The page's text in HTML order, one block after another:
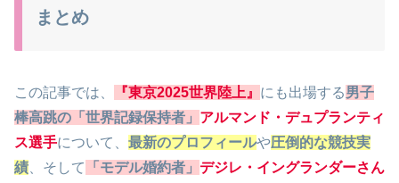
まとめ
この記事では、 『東京2025世界陸上』 にも出場する男子
棒高跳の「世界記録保持者」 アルマンド・デュプランティ
ス選手について、 最新のプロフィールや圧倒的な競技実
績 、そして 「モデル婚約者」 デジレ・イングランダーさん